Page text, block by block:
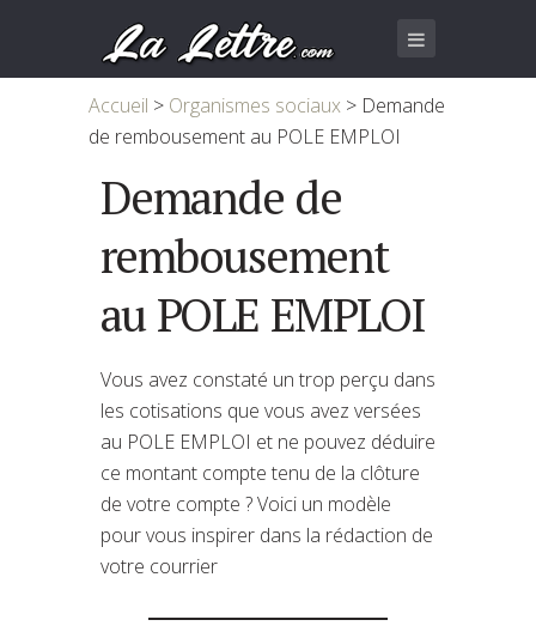
Accueil > Organismes sociaux > Demande
de rembousement au POLE EMPLOI
Demande de
rembousement
au POLE EMPLOI
Vous avez constaté un trop perçu dans
les cotisations que vous avez versées
au POLE EMPLOI et ne pouvez déduire
ce montant compte tenu de la clôture
de votre compte ? Voici un modèle
pour vous inspirer dans la rédaction de
votre courrier